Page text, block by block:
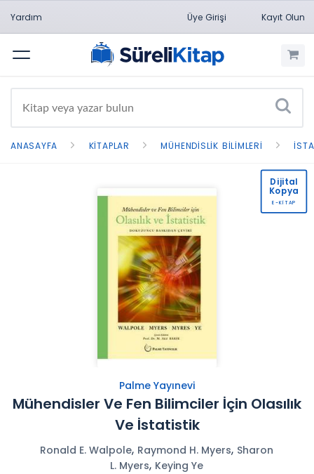
Yardım Üye Girişi Kayıt Olun
Menü
ANASAYFA KITAPLAR MÜHENDISLIK BILIMLERI
Palme Yayınevi
Mühendisler Ve Fen Bilimciler İçin Olasılık
Ve İstatistik
Ronald E. Walpole, Raymond H. Myers, Sharon
L. Myers, Keying Ye
Dijital
Kopya
E-KİTAP